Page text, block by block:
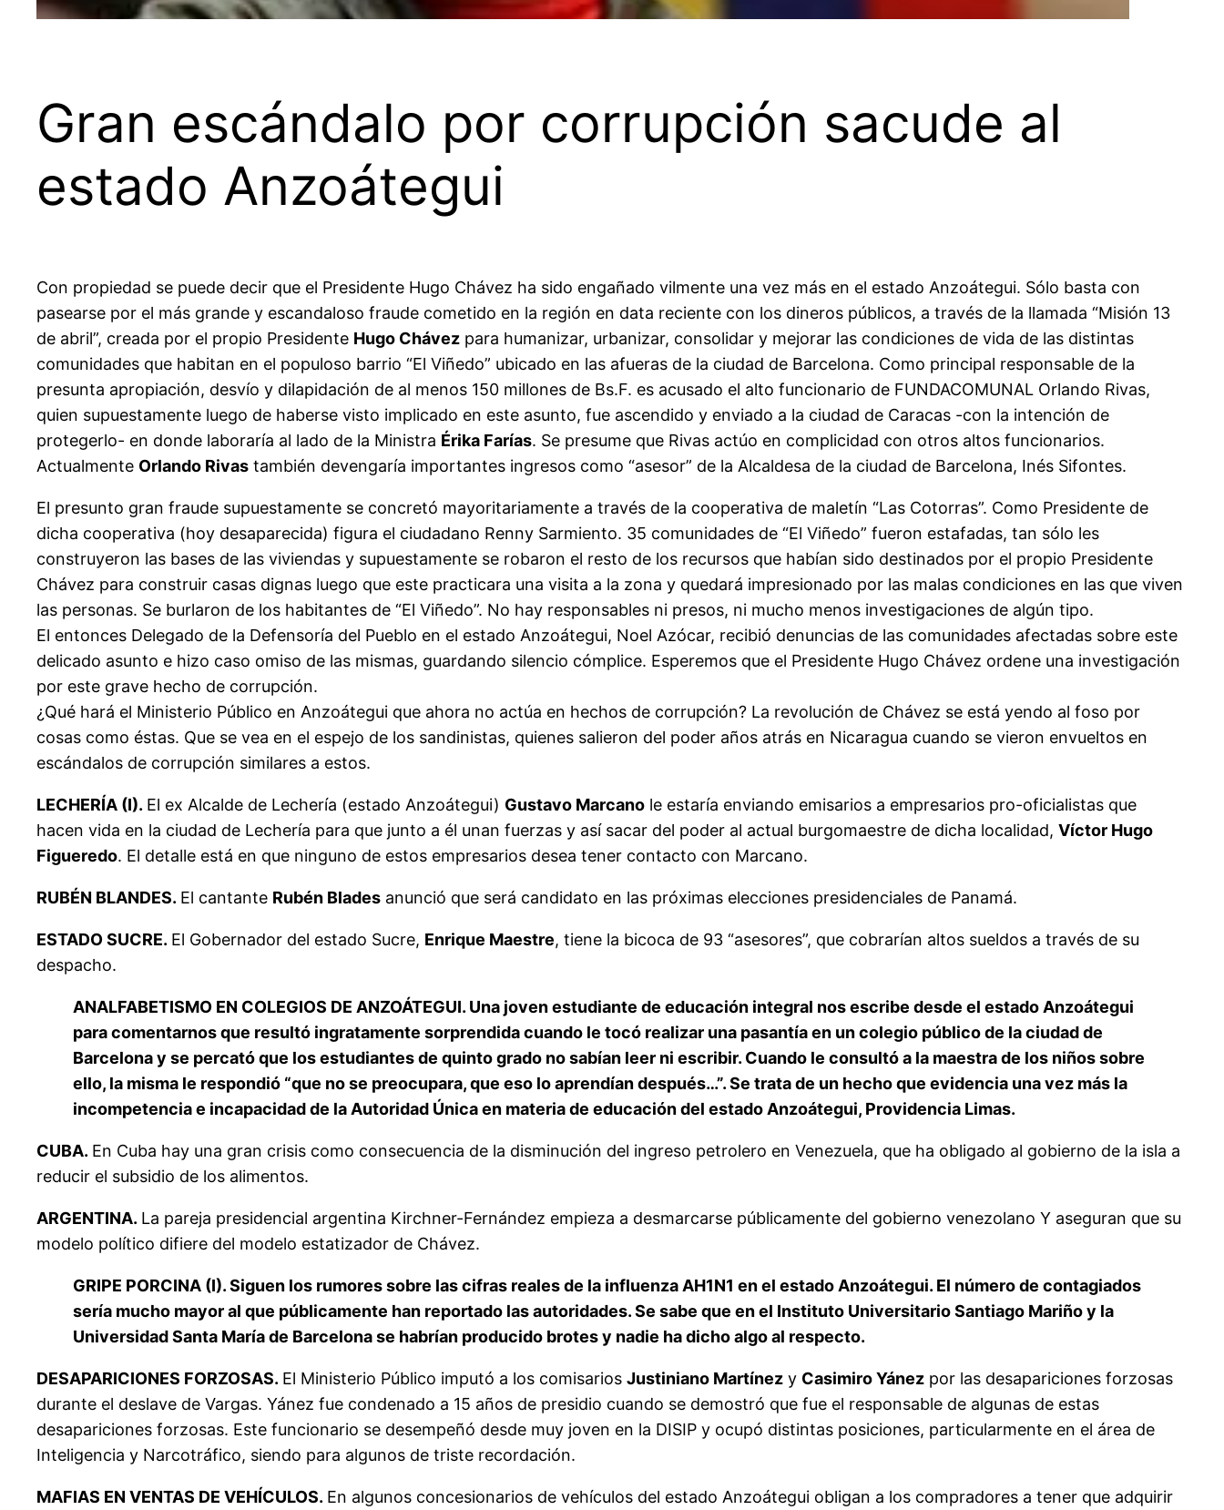
Gran escándalo por corrupción sacude al
estado Anzoátegui
Con propiedad se puede decir que el Presidente Hugo Chávez ha sido engañado vilmente una vez más en el estado Anzoátegui. Sólo basta con
pasearse por el más grande y escandaloso fraude cometido en la región en data reciente con los dineros públicos, a través de la llamada “Misión 13
de abril”, creada por el propio Presidente Hugo Chávez para humanizar, urbanizar, consolidar y mejorar las condiciones de vida de las distintas
comunidades que habitan en el populoso barrio “El Viñedo” ubicado en las afueras de la ciudad de Barcelona. Como principal responsable de la
presunta apropiación, desvío y dilapidación de al menos 150 millones de Bs.F. es acusado el alto funcionario de FUNDACOMUNAL Orlando Rivas,
quien supuestamente luego de haberse visto implicado en este asunto, fue ascendido y enviado a la ciudad de Caracas -con la intención de
protegerlo- en donde laboraría al lado de la Ministra Érika Farías. Se presume que Rivas actúo en complicidad con otros altos funcionarios.
Actualmente Orlando Rivas también devengaría importantes ingresos como “asesor” de la Alcaldesa de la ciudad de Barcelona, Inés Sifontes.
El presunto gran fraude supuestamente se concretó mayoritariamente a través de la cooperativa de maletín “Las Cotorras”. Como Presidente de
dicha cooperativa (hoy desaparecida) figura el ciudadano Renny Sarmiento. 35 comunidades de “El Viñedo” fueron estafadas, tan sólo les
construyeron las bases de las viviendas y supuestamente se robaron el resto de los recursos que habían sido destinados por el propio Presidente
Chávez para construir casas dignas luego que este practicara una visita a la zona y quedará impresionado por las malas condiciones en las que viven
las personas. Se burlaron de los habitantes de “El Viñedo”. No hay responsables ni presos, ni mucho menos investigaciones de algún tipo.
El entonces Delegado de la Defensoría del Pueblo en el estado Anzoátegui, Noel Azócar, recibió denuncias de las comunidades afectadas sobre este
delicado asunto e hizo caso omiso de las mismas, guardando silencio cómplice. Esperemos que el Presidente Hugo Chávez ordene una investigación
por este grave hecho de corrupción.
¿Qué hará el Ministerio Público en Anzoátegui que ahora no actúa en hechos de corrupción? La revolución de Chávez se está yendo al foso por
cosas como éstas. Que se vea en el espejo de los sandinistas, quienes salieron del poder años atrás en Nicaragua cuando se vieron envueltos en
escándalos de corrupción similares a estos.
LECHERÍA (I). El ex Alcalde de Lechería (estado Anzoátegui) Gustavo Marcano le estaría enviando emisarios a empresarios pro-oficialistas que
hacen vida en la ciudad de Lechería para que junto a él unan fuerzas y así sacar del poder al actual burgomaestre de dicha localidad, Víctor Hugo
Figueredo. El detalle está en que ninguno de estos empresarios desea tener contacto con Marcano.
RUBÉN BLANDES. El cantante Rubén Blades anunció que será candidato en las próximas elecciones presidenciales de Panamá.
ESTADO SUCRE. El Gobernador del estado Sucre, Enrique Maestre, tiene la bicoca de 93 “asesores”, que cobrarían altos sueldos a través de su
despacho.
ANALFABETISMO EN COLEGIOS DE ANZOÁTEGUI. Una joven estudiante de educación integral nos escribe desde el estado Anzoátegui
para comentarnos que resultó ingratamente sorprendida cuando le tocó realizar una pasantía en un colegio público de la ciudad de
Barcelona y se percató que los estudiantes de quinto grado no sabían leer ni escribir. Cuando le consultó a la maestra de los niños sobre
ello, la misma le respondió “que no se preocupara, que eso lo aprendían después…”. Se trata de un hecho que evidencia una vez más la
incompetencia e incapacidad de la Autoridad Única en materia de educación del estado Anzoátegui, Providencia Limas.
CUBA. En Cuba hay una gran crisis como consecuencia de la disminución del ingreso petrolero en Venezuela, que ha obligado al gobierno de la isla a
reducir el subsidio de los alimentos.
ARGENTINA. La pareja presidencial argentina Kirchner-Fernández empieza a desmarcarse públicamente del gobierno venezolano Y aseguran que su
modelo político difiere del modelo estatizador de Chávez.
GRIPE PORCINA (I). Siguen los rumores sobre las cifras reales de la influenza AH1N1 en el estado Anzoátegui. El número de contagiados
sería mucho mayor al que públicamente han reportado las autoridades. Se sabe que en el Instituto Universitario Santiago Mariño y la
Universidad Santa María de Barcelona se habrían producido brotes y nadie ha dicho algo al respecto.
DESAPARICIONES FORZOSAS. El Ministerio Público imputó a los comisarios Justiniano Martínez y Casimiro Yánez por las desapariciones forzosas
durante el deslave de Vargas. Yánez fue condenado a 15 años de presidio cuando se demostró que fue el responsable de algunas de estas
desapariciones forzosas. Este funcionario se desempeñó desde muy joven en la DISIP y ocupó distintas posiciones, particularmente en el área de
Inteligencia y Narcotráfico, siendo para algunos de triste recordación.
MAFIAS EN VENTAS DE VEHÍCULOS. En algunos concesionarios de vehículos del estado Anzoátegui obligan a los compradores a tener que adquirir